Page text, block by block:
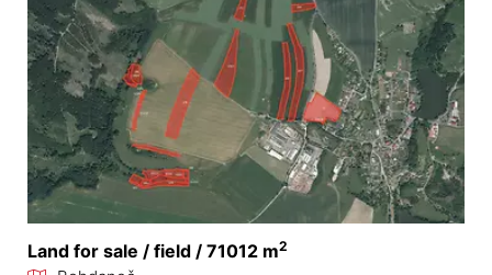
Land for sale / field / 71012 m2